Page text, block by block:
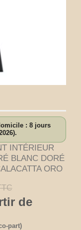
: 8 jours
INTÉRIEUR
BLANC DORÉ
ORO
de
part)